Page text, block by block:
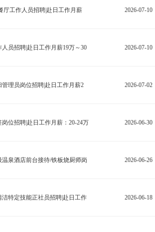
厅工作人员招聘|赴日工作月薪 2026-07-10
员招聘|赴日工作月薪19万～30 2026-07-10
理员岗位招聘|赴日工作月薪2 2026-07-02
位招聘|赴日工作月薪：20-24万 2026-06-30
泉酒店前台接待/铁板烧厨师岗 2026-06-26
特定技能正社员招聘|赴日工作 2026-06-18